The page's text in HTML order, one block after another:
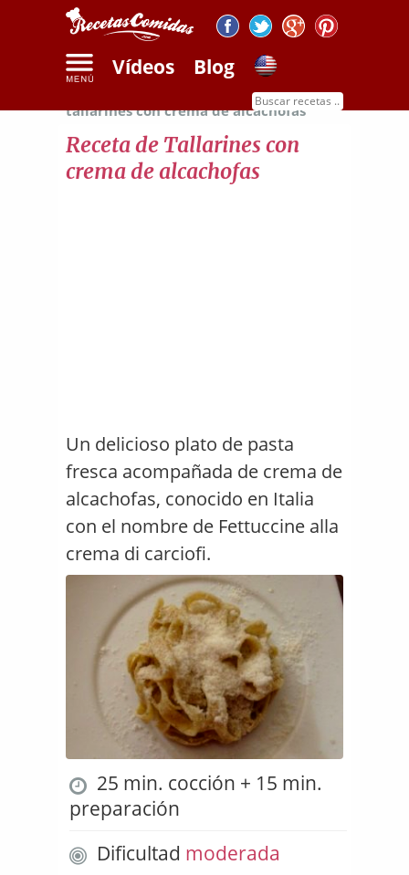
Vídeos Blog
Receta de
tallarines con crema de alcachofas
Receta de Tallarines con
crema de alcachofas
Un delicioso plato de pasta
fresca acompañada de crema de
alcachofas, conocido en Italia
con el nombre de Fettuccine alla
crema di carciofi.
25 min. cocción + 15 min.
preparación
Dificultad moderada